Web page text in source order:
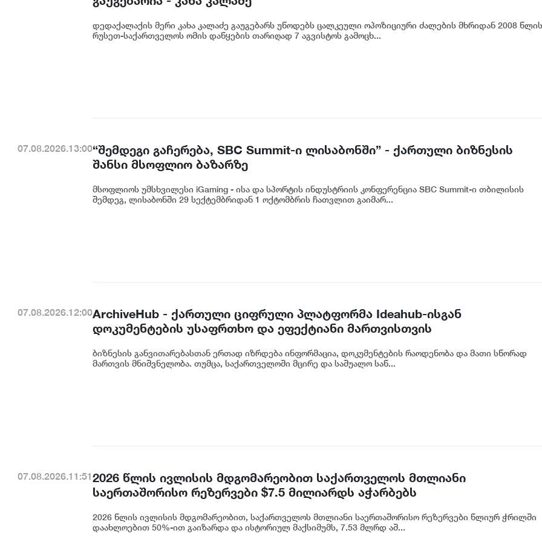
დედაქალაქის მერი კახა კალაძე გაუგებარს უწოდებს ცალკეული ოპოზიციური ძალების მხრიდან 2008 წლის
რუსეთ-საქართველოს ომის დაწყების თარიღად 7 აგვისტოს გამოცხ...
07.08.2026.13:00“შემდეგი გაჩერება, SBC Summit-ი ლისაბონში” - ქართული ბიზნესის
შანსი მსოფლიო ბაზარზე
მსოფლიოს უმსხვილესი iGaming - ისა და სპორტის ინდუსტრიის კონფერენცია SBC Summit-ი თბილისის
შემდეგ, ლისაბონში 29 სექტემბრიდან 1 ოქტომბრის ჩათვლით გაიმარ...
07.08.2026.12:00ArchiveHub - ქართული ციფრული პლატფორმა Ideahub-ისგან
დოკუმენტების უსაფრთხო და ეფექტიანი მართვისთვის
ბიზნესის განვითარებასთან ერთად იზრდება ინფორმაცია, დოკუმენტების რაოდენობა და მათი სწორად
მართვის მნიშვნელობა. თუმცა, საქართველოში მცირე და საშუალო საწ...
07.08.2026.11:512026 წლის ივლისის მდგომარეობით საქართველოს მთლიანი
საერთაშორისო რეზერვები $7.5 მილიარდს აჭარბებს
2026 წლის ივლისის მდგომარეობით, საქართველოს მთლიანი საერთაშორისო რეზერვები წლიურ ჭრილში
დაახლოებით 50%-ით გაიზარდა და ისტორიულ მაქსიმუმს, 7.53 მლრდ აშ...